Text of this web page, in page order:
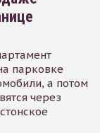
парковке
а потом
через